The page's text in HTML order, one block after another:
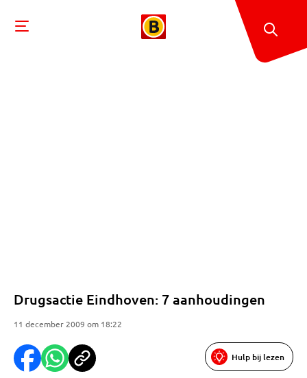
Drugsactie Eindhoven: 7 aanhoudingen
11 december 2009 om 18:22
Hulp bij lezen